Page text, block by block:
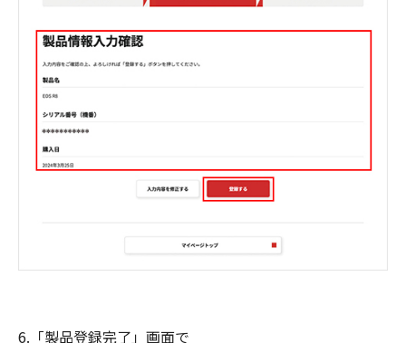
6.「製品登録完了」画面で